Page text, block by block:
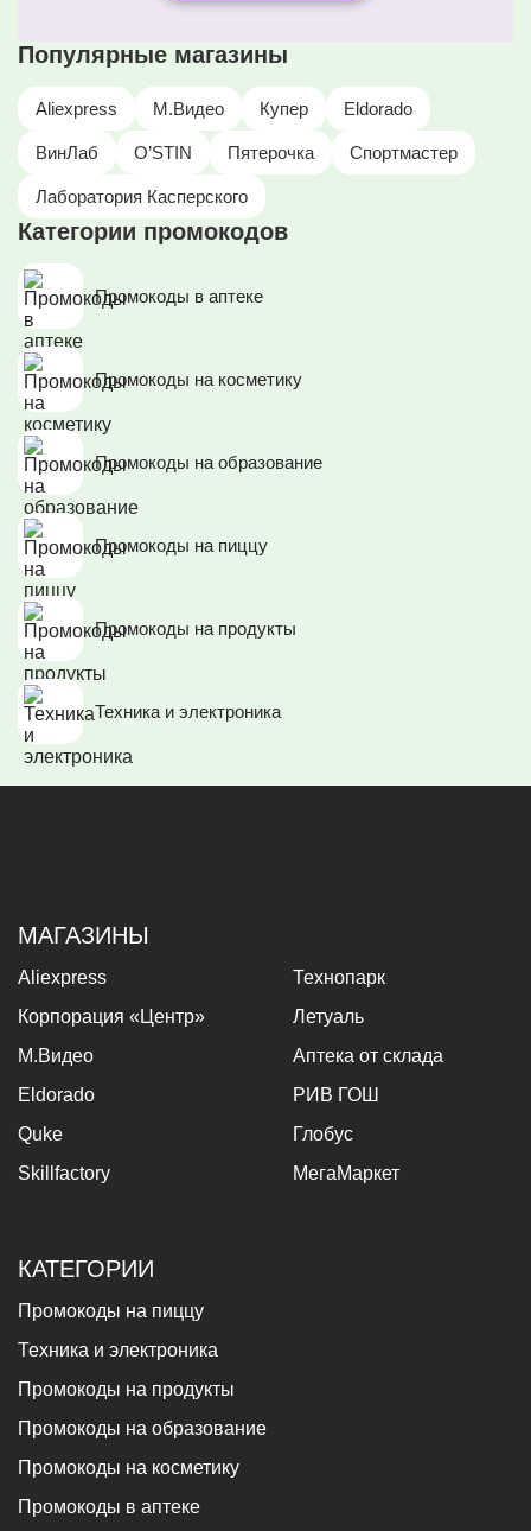
Популярные магазины
Aliexpress М.Видео Купер Eldorado
ВинЛаб O’STIN Пятерочка Спортмастер
Лаборатория Касперского
Категории промокодов
Промокоды в аптеке
Промокоды на косметику
Промокоды на образование
Промокоды на пиццу
Промокоды на продукты
Техника и электроника
МАГАЗИНЫ
Aliexpress
Технопарк
Корпорация «Центр»
Летуаль
М.Видео
Аптека от склада
Eldorado
РИВ ГОШ
Quke
Глобус
Skillfactory
МегаМаркет
КАТЕГОРИИ
Промокоды на пиццу
Техника и электроника
Промокоды на продукты
Промокоды на образование
Промокоды на косметику
Промокоды в аптеке